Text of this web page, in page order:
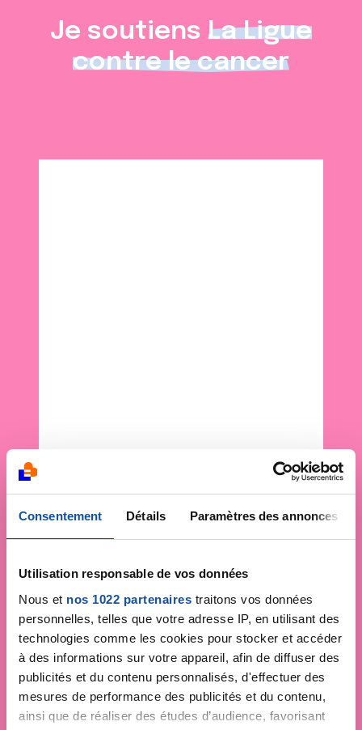
Consentement Détails Paramètres des annonces
Utilisation responsable de vos données
Nous et nos 1022 partenaires traitons vos données
personnelles, telles que votre adresse IP, en utilisant des
technologies comme les cookies pour stocker et accéder
à des informations sur votre appareil, afin de diffuser des
publicités et du contenu personnalisés, d'effectuer des
mesures de performance des publicités et du contenu,
ainsi que de réaliser des études d’audience, favorisant
Je soutiens La Ligue
contre le cancer